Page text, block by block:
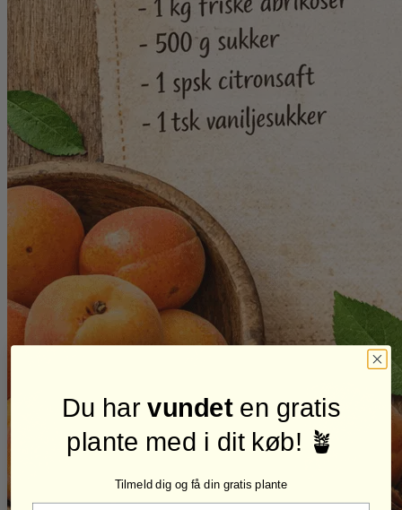
Du harvundeten gratis
plante med i dit køb! 🪴
Tilmeld dig og få din gratis plante